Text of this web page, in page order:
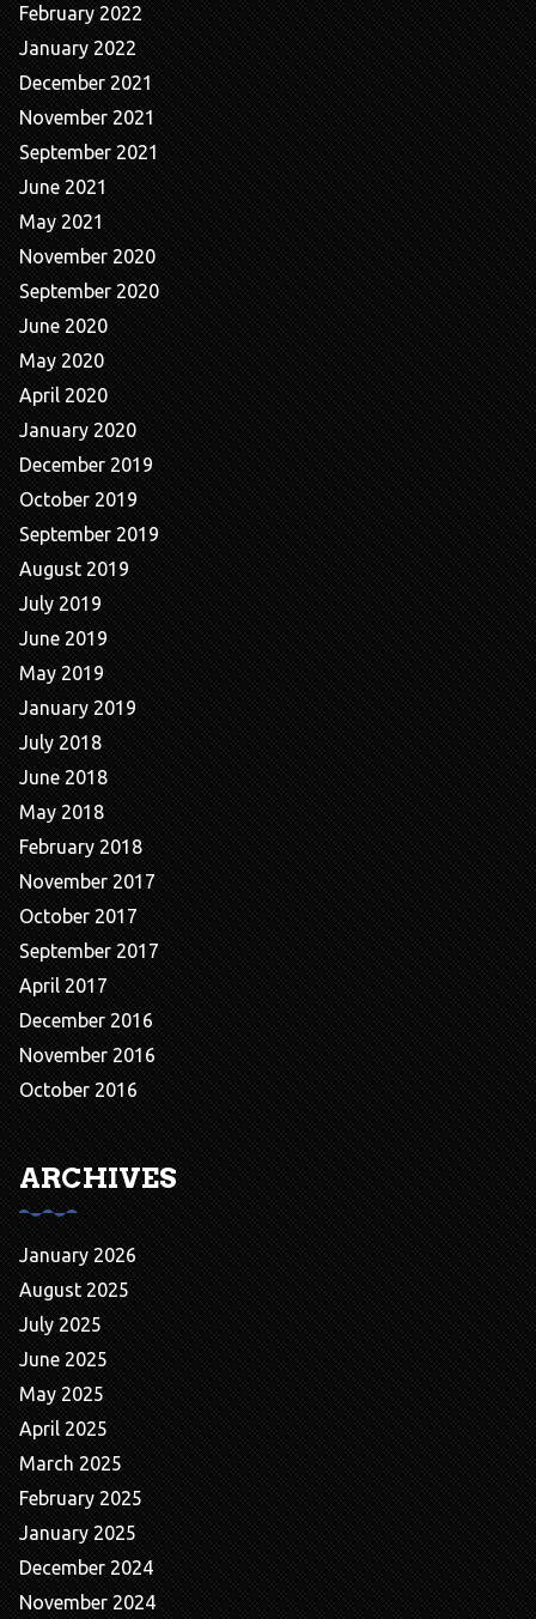
February 2022
January 2022
December 2021
November 2021
September 2021
June 2021
May 2021
November 2020
September 2020
June 2020
May 2020
April 2020
January 2020
December 2019
October 2019
September 2019
August 2019
July 2019
June 2019
May 2019
January 2019
July 2018
June 2018
May 2018
February 2018
November 2017
October 2017
September 2017
April 2017
December 2016
November 2016
October 2016
ARCHIVES
January 2026
August 2025
July 2025
June 2025
May 2025
April 2025
March 2025
February 2025
January 2025
December 2024
November 2024